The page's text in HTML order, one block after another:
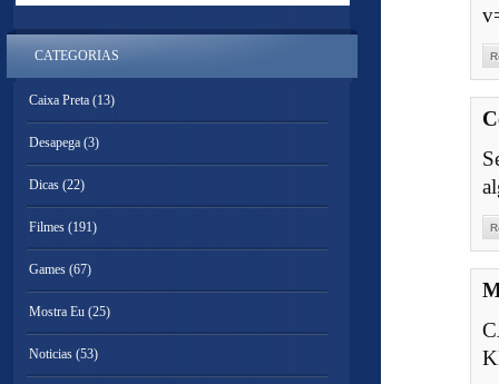
CATEGORIAS
Caixa Preta (13)
Desapega (3)
Dicas (22)
Filmes (191)
Games (67)
Mostra Eu (25)
Noticias (53)